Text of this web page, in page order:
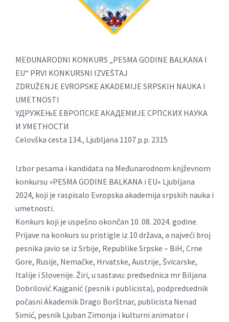
MEĐUNARODNI KONKURS „PESMA GODINE BALKANA I
EU“ PRVI KONKURSNI IZVEŠTAJ
ZDRUŽENJE EVROPSKE AKADEMIJE SRPSKIH NAUKA I
UMETNOSTI
УДРУЖЕЊЕ ЕВРОПСКE АКАДЕМИЈE СРПСКИХ НАУКА
И УМЕТНОСТИ
Celovška cesta 134., Ljubljana 1107 p.p. 2315
Izbor pesama i kandidata na Međunarodnom knjževnom
konkursu »PESMA GODINE BALKANA i EU« Ljubljana
2024, koji je raspisalo Evropska akademija srpskih nauka i
umetnosti.
Konkurs koji je uspešno okončan 10. 08. 2024. godine.
Prijave na konkurs su pristigle iz 10 država, a najveći broj
pesnika javio se iz Srbije, Republike Srpske – BiH, Crne
Gore, Rusije, Nemačke, Hrvatske, Austrije, Švicarske,
Italije i Slovenije. Žiri, u sastavu: predsednica mr Biljana
Dobrilović Kajganić (pesnik i publicista), podpredsednik
počasni Akademik Drago Borštnar, publicista Nenad
Simić, pesnik Ljuban Zimonja i kulturni animator i